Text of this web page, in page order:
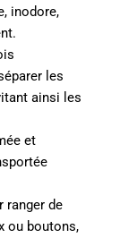
inodore,
les
ainsi les
et
de
ou boutons,